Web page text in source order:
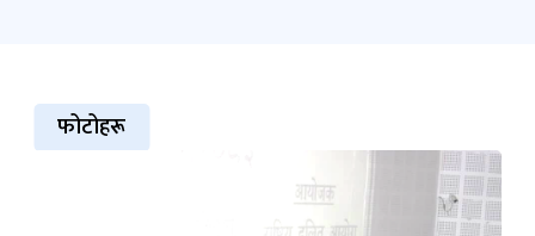
फोटोहरू